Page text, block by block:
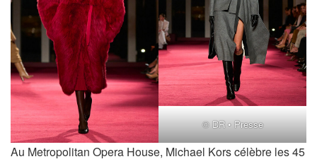
© DR • Presse
Au Metropolitan Opera House, Michael Kors célèbre les 45